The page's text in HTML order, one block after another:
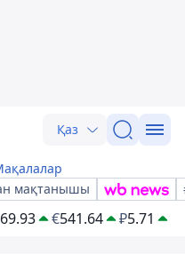
Қаз
мақтанышы
€541.64 ₽5.71